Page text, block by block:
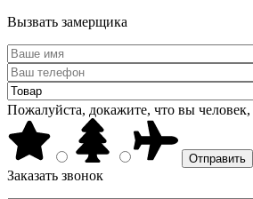
Вызвать замерщика
Пожалуйста, докажите, что вы
Заказать звонок